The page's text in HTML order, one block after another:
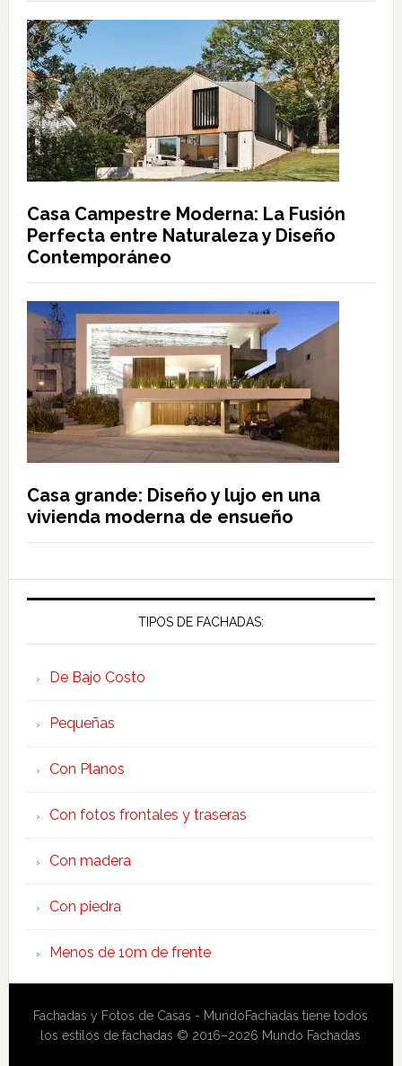
Casa Campestre Moderna: La Fusión
Perfecta entre Naturaleza y Diseño
Contemporáneo
Casa grande: Diseño y lujo en una
vivienda moderna de ensueño
TIPOS DE FACHADAS:
De Bajo Costo
Pequeñas
Con Planos
Con fotos frontales y traseras
Con madera
Con piedra
Menos de 10m de frente
Fachadas y Fotos de Casas - MundoFachadas tiene todos
los estilos de fachadas © 2016–2026 Mundo Fachadas